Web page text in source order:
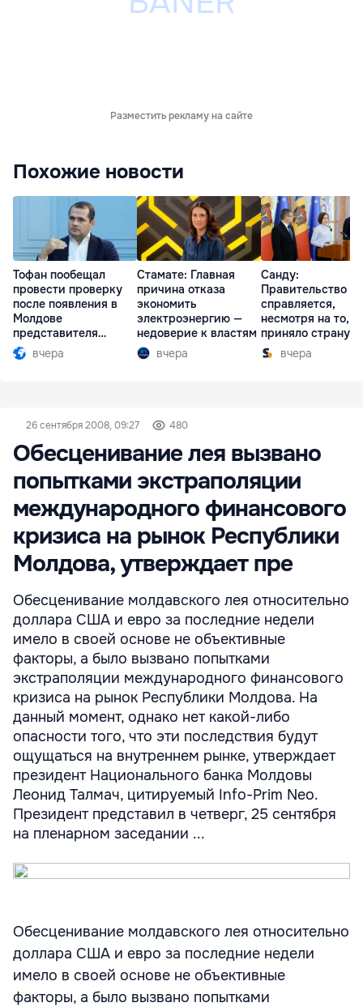
Разместить рекламу на сайте
Похожие новости
Тофан пообещал
провести проверку
после появления в
Молдове
представителя
Южной Осетии
вчера
Стамате: Главная
причина отказа
экономить
электроэнергию —
недоверие к властям
вчера
Санду:
Правительство
справляется,
несмотря на то,
приняло страну в
разгар кризиса
вчера
26 сентября 2008, 09:27 480
Обесценивание лея вызвано
попытками экстраполяции
международного финансового
кризиса на рынок Республики
Молдова, утверждает пре
Обесценивание молдавского лея относительно
доллара США и евро за последние недели
имело в своей основе не объективные
факторы, а было вызвано попытками
экстраполяции международного финансового
кризиса на рынок Республики Молдова. На
данный момент, однако нет какой-либо
опасности того, что эти последствия будут
ощущаться на внутреннем рынке, утверждает
президент Национального банка Молдовы
Леонид Талмач, цитируемый Info-Prim Neo.
Президент представил в четверг, 25 сентября
на пленарном заседании ...
Обесценивание молдавского лея относительно
доллара США и евро за последние недели
имело в своей основе не объективные
факторы, а было вызвано попытками